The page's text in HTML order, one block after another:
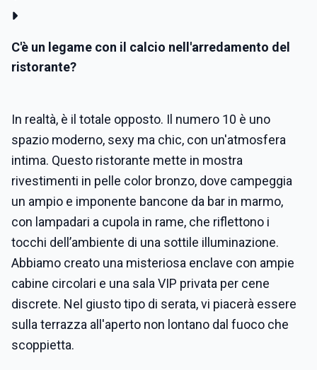
C'è un legame con il calcio nell'arredamento del
ristorante?
In realtà, è il totale opposto. Il numero 10 è uno
spazio moderno, sexy ma chic, con un'atmosfera
intima. Questo ristorante mette in mostra
rivestimenti in pelle color bronzo, dove campeggia
un ampio e imponente bancone da bar in marmo,
con lampadari a cupola in rame, che riflettono i
tocchi dell’ambiente di una sottile illuminazione.
Abbiamo creato una misteriosa enclave con ampie
cabine circolari e una sala VIP privata per cene
discrete. Nel giusto tipo di serata, vi piacerà essere
sulla terrazza all'aperto non lontano dal fuoco che
scoppietta.